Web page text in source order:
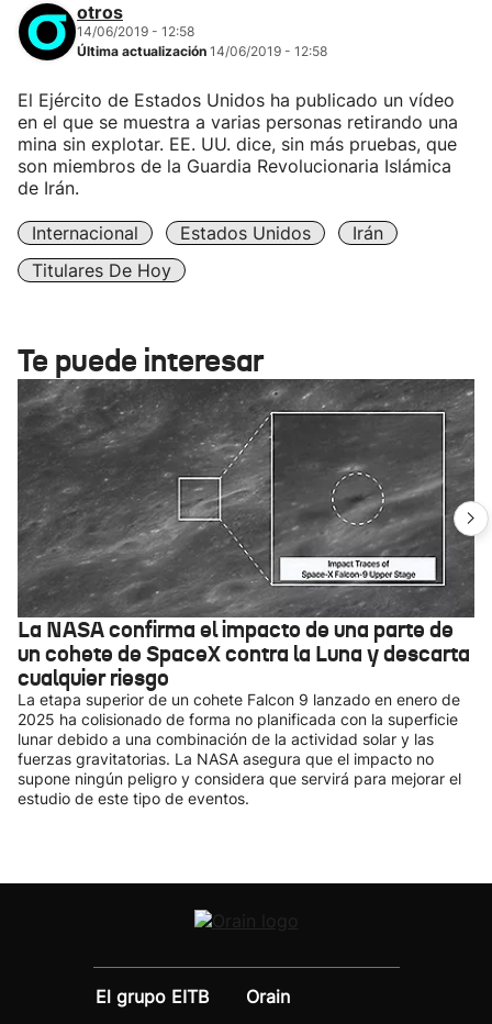
otros
14/06/2019 - 12:58
Última actualización 14/06/2019 - 12:58
El Ejército de Estados Unidos ha publicado un vídeo
en el que se muestra a varias personas retirando una
mina sin explotar. EE. UU. dice, sin más pruebas, que
son miembros de la Guardia Revolucionaria Islámica
de Irán.
Internacional Estados Unidos
Irán
Titulares De Hoy
Te puede interesar
La NASA confirma el impacto de una parte de
un cohete de SpaceX contra la Luna y descarta
cualquier riesgo
La etapa superior de un cohete Falcon 9 lanzado en enero de
2025 ha colisionado de forma no planificada con la superficie
lunar debido a una combinación de la actividad solar y las
fuerzas gravitatorias. La NASA asegura que el impacto no
supone ningún peligro y considera que servirá para mejorar el
estudio de este tipo de eventos.
El grupo EITB
Orain